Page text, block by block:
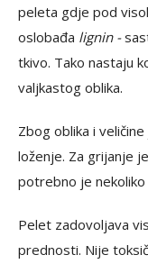
peleta gdje pod
oslobađa lignin -
tkivo. Tako nastaju
valjkastog oblika.
Zbog oblika i
loženje. Za grijanje
potrebno je
Pelet zadovoljava
prednosti. Nije